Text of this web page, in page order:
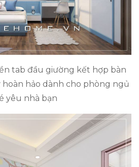
tab đầu giường kết hợp bàn
hoàn hảo dành cho phòng ngủ
yêu nhà bạn